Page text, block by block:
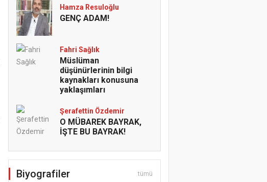
Hamza Resuloğlu
GENÇ ADAM!
Fahri Sağlık
Müslüman
düşünürlerinin bilgi
kaynakları konusuna
yaklaşımları
Şerafettin Özdemir
O MÜBAREK BAYRAK,
İŞTE BU BAYRAK!
Mesut Cihat
KALSIN
Biyografiler tümü